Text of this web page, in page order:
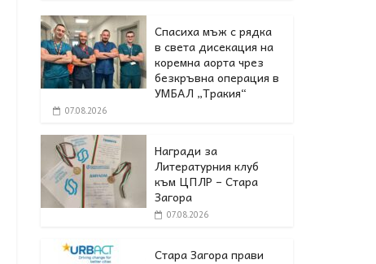
Спасиха мъж с рядка
в света дисекация на
коремна аорта чрез
безкръвна операция в
УМБАЛ „Тракия“
07.08.2026
Награди за
Литературния клуб
към ЦПЛР – Стара
Загора
07.08.2026
Стара Загора прави